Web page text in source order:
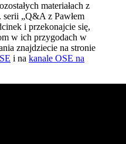
materiałach z
serii „Q&A z Pawłem
i przekonajcie się,
w ich przygodach w
znajdziecie na stronie
i na kanale OSE na